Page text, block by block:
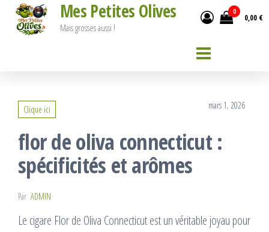
Passer
Mes Petites Olives
Mais grosses aussi !
0
0,00 €
Clique ici mars 1, 2026
flor de oliva connecticut :
spécificités et arômes
Par ADMIN
Le cigare Flor de Oliva Connecticut est un véritable joyau pour